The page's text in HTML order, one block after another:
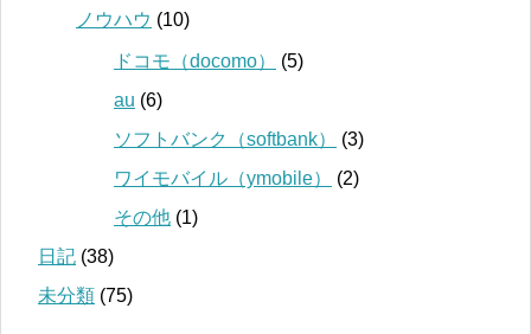
ノウハウ (10)
ドコモ（docomo）
(5)
au (6)
ソフトバンク（softbank）
(3)
ワイモバイル（ymobile）
(2)
その他 (1)
日記 (38)
未分類 (75)